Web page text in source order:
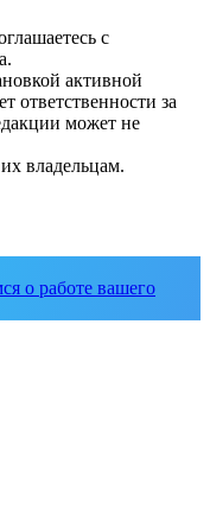
с
активной
ответственности за
может не
владельцам.
о работе вашего